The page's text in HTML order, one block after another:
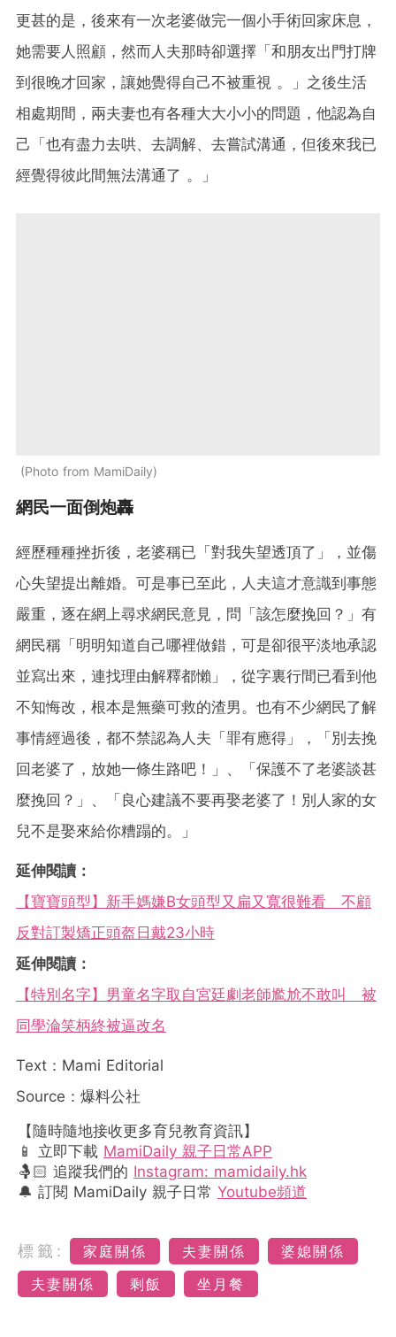
更甚的是，後來有一次老婆做完一個小手術回家床息，
她需要人照顧，然而人夫那時卻選擇「和朋友出門打牌
到很晚才回家，讓她覺得自己不被重視 。」之後生活
相處期間，兩夫妻也有各種大大小小的問題，他認為自
己「也有盡力去哄、去調解、去嘗試溝通，但後來我已
經覺得彼此間無法溝通了 。」
Photo from MamiDaily
網民一面倒炮轟
經歷種種挫折後，老婆稱已「對我失望透頂了」，並傷
心失望提出離婚。可是事已至此，人夫這才意識到事態
嚴重，逐在網上尋求網民意見，問「該怎麼挽回？」有
網民稱「明明知道自己哪裡做錯，可是卻很平淡地承認
並寫出來，連找理由解釋都懶」，從字裏行間已看到他
不知悔改，根本是無藥可救的渣男。也有不少網民了解
事情經過後，都不禁認為人夫「罪有應得」，「別去挽
回老婆了，放她一條生路吧！」、「保護不了老婆談甚
麼挽回？」、「良心建議不要再娶老婆了！別人家的女
兒不是娶來給你糟蹋的。」
延伸閱讀：
【寶寶頭型】新手媽嫌B女頭型又扁又寬很難看 不顧
反對訂製矯正頭盔日戴23小時
延伸閱讀：
【特別名字】男童名字取自宮廷劇老師尷尬不敢叫 被
同學淪笑柄終被逼改名
Text：Mami Editorial
Source：爆料公社
【隨時隨地接收更多育兒教育資訊】
📱 立即下載 MamiDaily 親子日常APP
🤱🏻 追蹤我們的 Instagram: mamidaily.hk
🔔 訂閱 MamiDaily 親子日常 Youtube頻道
標籤: 家庭關係 夫妻關係
婆媳關係
夫妻關係
剩飯 坐月餐